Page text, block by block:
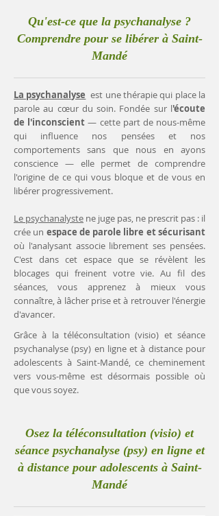
Qu'est-ce que la psychanalyse ?
Comprendre pour se libérer à Saint-
Mandé
La psychanalyse est une thérapie qui place la
parole au cœur du soin. Fondée sur l'écoute
de l'inconscient— cette part de nous-même
qui influence nos pensées et nos
comportements sans que nous en ayons
conscience — elle permet de comprendre
l'origine de ce qui vous bloque et de vous en
libérer progressivement.
Le psychanalyste ne juge pas, ne prescrit pas : il
crée un espace de parole libre et sécurisant
où l'analysant associe librement ses pensées.
C'est dans cet espace que se révèlent les
blocages qui freinent votre vie. Au fil des
séances, vous apprenez à mieux vous
connaître, à lâcher prise et à retrouver l'énergie
d'avancer.
Grâce à la téléconsultation (visio) et séance
psychanalyse (psy) en ligne et à distance pour
adolescents à Saint-Mandé, ce cheminement
vers vous-même est désormais possible où
que vous soyez.
Osez la téléconsultation (visio) et
séance psychanalyse (psy) en ligne et
à distance pour adolescents à Saint-
Mandé